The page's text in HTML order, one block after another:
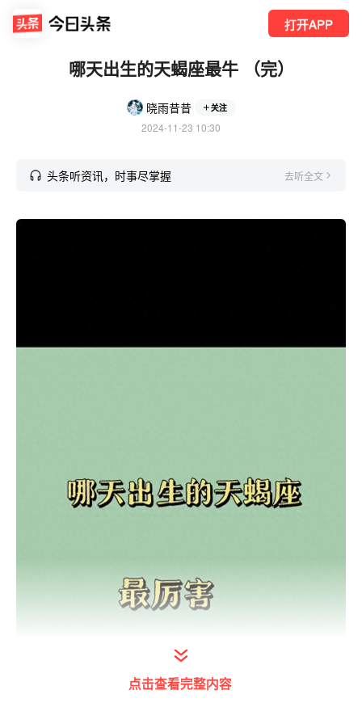
打开APP
哪天出生的天蝎座最牛 （完）
晓雨昔昔 关注
2024-11-23 10:30
头条听资讯，时事尽掌握 去听全文
点击查看完整内容